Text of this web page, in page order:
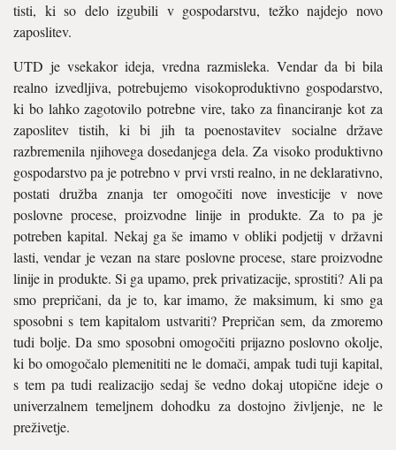
tisti, ki so delo izgubili v gospodarstvu, težko najdejo novo
zaposlitev.
UTD je vsekakor ideja, vredna razmisleka. Vendar da bi bila
realno izvedljiva, potrebujemo visokoproduktivno gospodarstvo,
ki bo lahko zagotovilo potrebne vire, tako za financiranje kot za
zaposlitev tistih, ki bi jih ta poenostavitev socialne države
razbremenila njihovega dosedanjega dela. Za visoko produktivno
gospodarstvo pa je potrebno v prvi vrsti realno, in ne deklarativno,
postati družba znanja ter omogočiti nove investicije v nove
poslovne procese, proizvodne linije in produkte. Za to pa je
potreben kapital. Nekaj ga še imamo v obliki podjetij v državni
lasti, vendar je vezan na stare poslovne procese, stare proizvodne
linije in produkte. Si ga upamo, prek privatizacije, sprostiti? Ali pa
smo prepričani, da je to, kar imamo, že maksimum, ki smo ga
sposobni s tem kapitalom ustvariti? Prepričan sem, da zmoremo
tudi bolje. Da smo sposobni omogočiti prijazno poslovno okolje,
ki bo omogočalo plemenititi ne le domači, ampak tudi tuji kapital,
s tem pa tudi realizacijo sedaj še vedno dokaj utopične ideje o
univerzalnem temeljnem dohodku za dostojno življenje, ne le
preživetje.